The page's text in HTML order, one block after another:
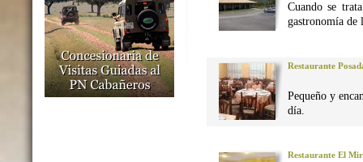
Cuando se
gastronomía de
Restaurante
Pequeño y
día.
Restaurante El